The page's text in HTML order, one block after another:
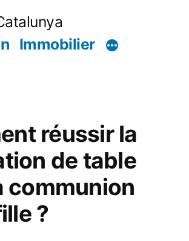
Immobilier
réussir la
de table
communion
?